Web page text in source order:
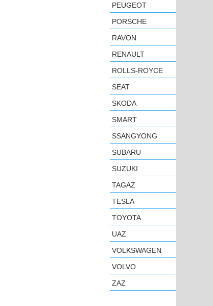
PEUGEOT
PORSCHE
RAVON
RENAULT
ROLLS-ROYCE
SEAT
SKODA
SMART
SSANGYONG
SUBARU
SUZUKI
TAGAZ
TESLA
TOYOTA
UAZ
VOLKSWAGEN
VOLVO
ZAZ